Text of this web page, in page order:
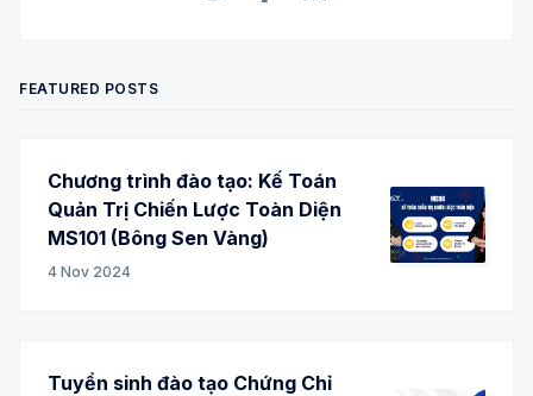
FEATURED POSTS
Chương trình đào tạo: Kế Toán
Quản Trị Chiến Lược Toàn Diện
MS101 (Bông Sen Vàng)
4 Nov 2024
Tuyển sinh đào tạo Chứng Chỉ